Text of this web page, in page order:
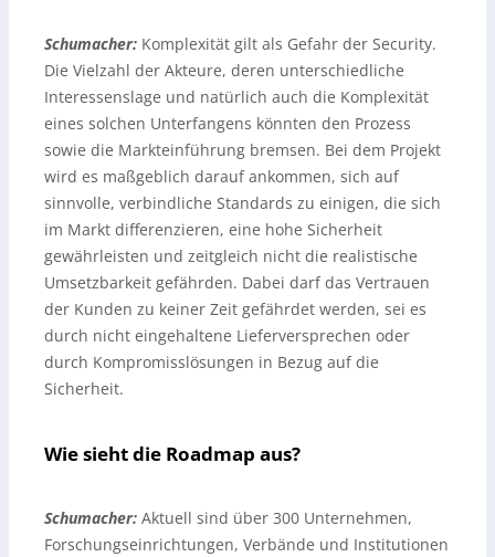
Schumacher: Komplexität gilt als Gefahr der Security.
Die Vielzahl der Akteure, deren unterschiedliche
Interessenslage und natürlich auch die Komplexität
eines solchen Unterfangens könnten den Prozess
sowie die Markteinführung bremsen. Bei dem Projekt
wird es maßgeblich darauf ankommen, sich auf
sinnvolle, verbindliche Standards zu einigen, die sich
im Markt differenzieren, eine hohe Sicherheit
gewährleisten und zeitgleich nicht die realistische
Umsetzbarkeit gefährden. Dabei darf das Vertrauen
der Kunden zu keiner Zeit gefährdet werden, sei es
durch nicht eingehaltene Lieferversprechen oder
durch Kompromisslösungen in Bezug auf die
Sicherheit.
Wie sieht die Roadmap aus?
Schumacher: Aktuell sind über 300 Unternehmen,
Forschungseinrichtungen, Verbände und Institutionen